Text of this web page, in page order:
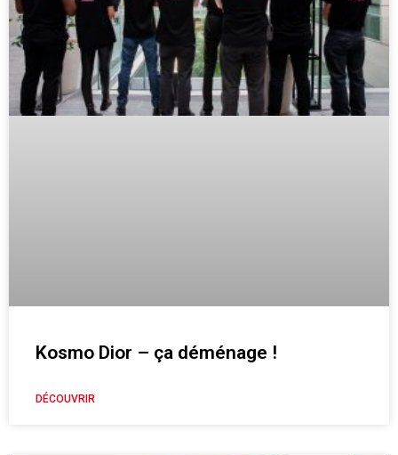
Kosmo Dior – ça déménage !
DÉCOUVRIR